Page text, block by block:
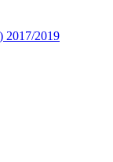
2017/2019